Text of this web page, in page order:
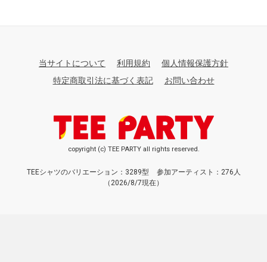
当サイトについて 利用規約
個人情報保護方針
特定商取引法に基づく表記
お問い合わせ
copyright (c) TEE PARTY all rights reserved.
TEEシャツのバリエーション：3289型
参加アーティスト：276人
（2026/8/7現在）